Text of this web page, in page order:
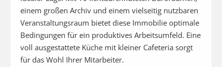
einem großen Archiv und einem vielseitig nutzbaren
Veranstaltungsraum bietet diese Immobilie optimale
Bedingungen für ein produktives Arbeitsumfeld. Eine
voll ausgestattete Küche mit kleiner Cafeteria sorgt
für das Wohl Ihrer Mitarbeiter.